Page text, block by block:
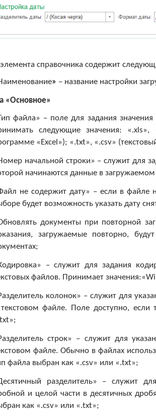
справочника содержит
» – название настройки
«Основное»
файла» – поле для задания
следующие значения: «.xls»,
«Excel»); «.txt», «.csv»
начальной строки» – служит для
начинаются данные в
не содержит дату» – если в файле
будет возможность указать дату
документы при повторной
загружаемые повторно,
– служит для задания
файлов. Принимает
колонок» – служит для
файле. Поле доступно,
строк» – служит для
файле. Обычно в файлах
файла выбран как «.csv» или «.txt»;
разделитель» – служит
и целой части в десятичных
как «.csv» или «.txt»;